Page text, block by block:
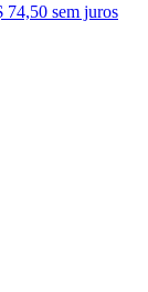
74,50 sem juros